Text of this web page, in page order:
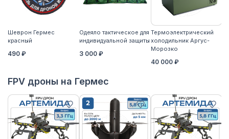
Шеврон Гермес
красный
490 ₽
Одеяло тактическое для
индивидуальной защиты
3 000 ₽
Термоэлектрический
холодильник Аргус-
Морозко
40 000 ₽
FPV дроны на Гермес